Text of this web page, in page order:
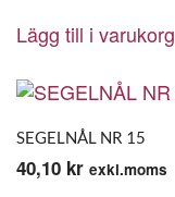
Lägg till i varukorg
SEGELNÅL NR 15
40,10 kr exkl.moms